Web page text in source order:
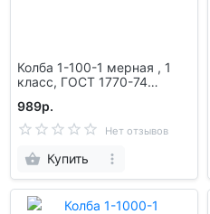
Колба 1-100-1 мерная , 1
класс, ГОСТ 1770-74
989р.
Нет отзывов
Купить